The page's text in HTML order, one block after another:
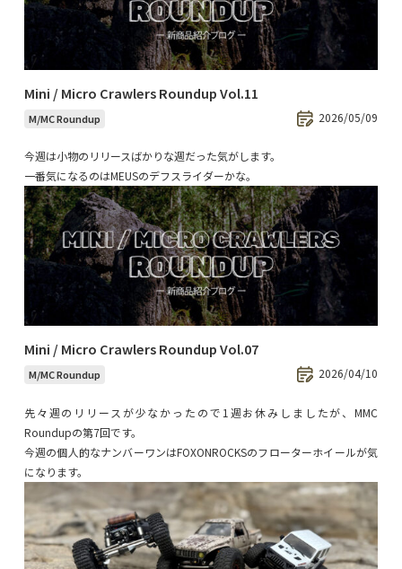
Mini / Micro Crawlers Roundup Vol.11
M/MC Roundup 2026/05/09
今週は小物のリリースばかりな週だった気がします。
一番気になるのはMEUSのデフスライダーかな。
Mini / Micro Crawlers Roundup Vol.07
M/MC Roundup 2026/04/10
先々週のリリースが少なかったので1週お休みしましたが、MMC
Roundupの第7回です。
今週の個人的なナンバーワンはFOXONROCKSのフローターホイールが気
になります。